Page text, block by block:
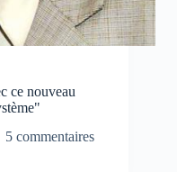
ce nouveau
5 commentaires